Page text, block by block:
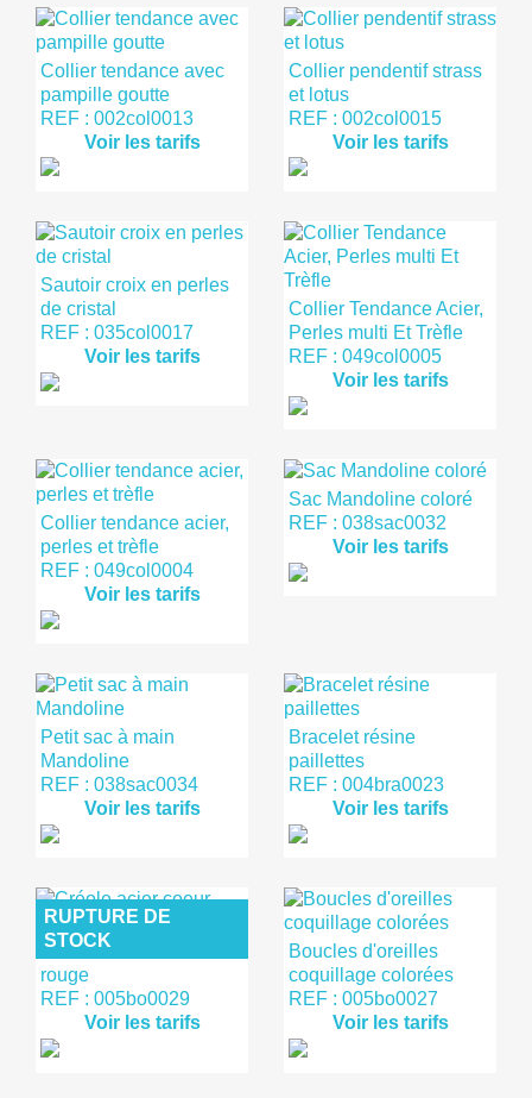
Collier tendance avec
pampille goutte
REF : 002col0013
Voir les tarifs
Collier pendentif strass
et lotus
REF : 002col0015
Voir les tarifs
Sautoir croix en perles
de cristal
REF : 035col0017
Voir les tarifs
Collier Tendance Acier,
Perles multi Et Trèfle
REF : 049col0005
Voir les tarifs
Collier tendance acier,
perles et trèfle
REF : 049col0004
Voir les tarifs
Sac Mandoline coloré
REF : 038sac0032
Voir les tarifs
Petit sac à main
Mandoline
REF : 038sac0034
Voir les tarifs
Bracelet résine
paillettes
REF : 004bra0023
Voir les tarifs
Créole acier coeur
rouge
REF : 005bo0029
Voir les tarifs
RUPTURE DE
STOCK
Boucles d'oreilles
coquillage colorées
REF : 005bo0027
Voir les tarifs